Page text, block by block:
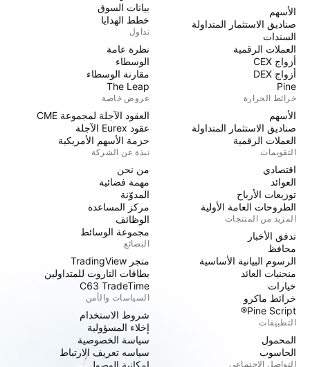
الأسهم
صناديق الاستثمار المتداولة
السندات
العملات الرقمية
أزواج CEX
أزواج DEX
Pine
خرائط الحرارة
الأسهم
صناديق الاستثمار المتداولة
العملات الرقمية
التقويمات
اقتصادي
العوائد
توزيعات الأرباح
الطروحات العامة الأولية
المزيد من المنتجات
تدفق الأخبار
محافظ
الرسوم البيانية الأساسية
منحنيات العائد
خيارات
خرائط ماكرو
Pine Script®
التطبيقات
المحمول
الحاسوب
التواصل الاجتماعي
بيانات السوق
خطط الهدايا
تداول
نظرة عامة
الوسطاء
مقارنة الوسطاء
The Leap
عروض خاصة
العقود الآجلة لمجموعة CME
عقود Eurex الآجلة
حزمة الأسهم الأمريكية
نبذة عن الشركة
من نحن
مهمة فضائية
المدوّنة
مركز المساعدة
الوظائف
مجموعة الوسائط
البضائع
متجر TradingView
بطاقات التاروت للمتداولين
C63 TradeTime
السياسات والأمن
شروط الاستخدام
إخلاء المسؤولية
سياسة الخصوصية
سياسه تعريف الارتباط
إمكانية الوصول